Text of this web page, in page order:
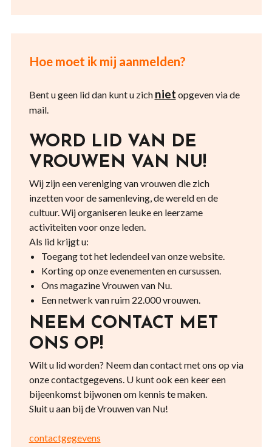
Hoe moet ik mij aanmelden?
Bent u geen lid dan kunt u zich niet opgeven via de
mail.
WORD LID VAN DE
VROUWEN VAN NU!
Wij zijn een vereniging van vrouwen die zich
inzetten voor de samenleving, de wereld en de
cultuur. Wij organiseren leuke en leerzame
activiteiten voor onze leden.
Als lid krijgt u:
Toegang tot het ledendeel van onze website.
Korting op onze evenementen en cursussen.
Ons magazine Vrouwen van Nu.
Een netwerk van ruim 22.000 vrouwen.
NEEM CONTACT MET
ONS OP!
Wilt u lid worden? Neem dan contact met ons op via
onze contactgegevens. U kunt ook een keer een
bijeenkomst bijwonen om kennis te maken.
Sluit u aan bij de Vrouwen van Nu!
contactgegevens